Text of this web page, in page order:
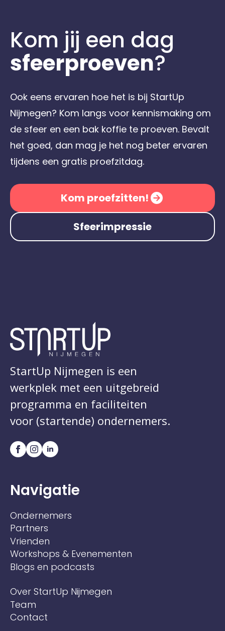
Kom jij een dag
sfeerproeven?
Ook eens ervaren hoe het is bij StartUp
Nijmegen? Kom langs voor kennismaking om
de sfeer en een bak koffie te proeven. Bevalt
het goed, dan mag je het nog beter ervaren
tijdens een gratis proefzitdag.
Kom proefzitten!
Sfeerimpressie
StartUp Nijmegen is een
werkplek met een uitgebreid
programma en faciliteiten
voor (startende) ondernemers.
Navigatie
Ondernemers
Partners
Vrienden
Workshops & Evenementen
Blogs en podcasts
Over StartUp Nijmegen
Team
Contact